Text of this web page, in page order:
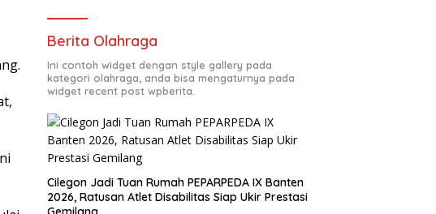
Berita Olahraga
Ini contoh widget dengan style gallery pada
kategori olahraga, anda bisa mengaturnya pada
widget recent post wpberita.
Cilegon Jadi Tuan Rumah PEPARPEDA IX Banten
2026, Ratusan Atlet Disabilitas Siap Ukir Prestasi